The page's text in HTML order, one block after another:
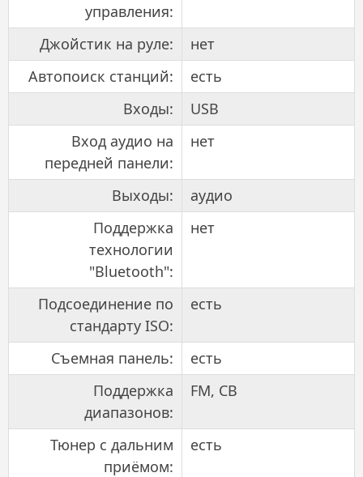
управления:
Джойстик на руле:
нет
Автопоиск станций:
есть
Входы:
USB
Вход аудио на
передней панели:
нет
Выходы:
аудио
Поддержка
технологии
"Bluetooth":
нет
Подсоединение по
стандарту ISO:
есть
Съемная панель:
есть
Поддержка
диапазонов:
FM, СВ
Тюнер с дальним
приёмом:
есть